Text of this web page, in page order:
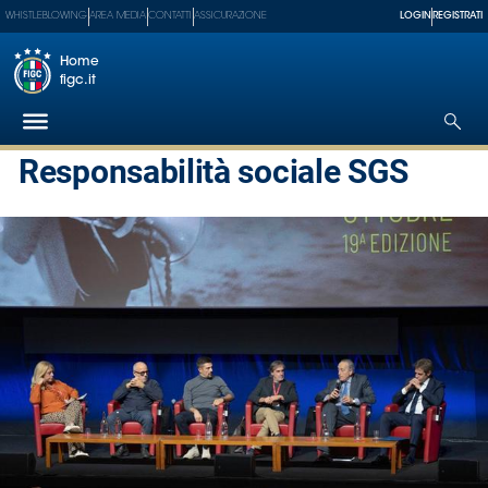
Federazione
Nazionali
Partner
SGS
Paralimpico
Serie
A
Women
WHISTLEBLOWING AREA MEDIA CONTATTI ASSICURAZIONE LOGIN REGISTRATI
Home
figc.it
Responsabilità sociale SGS